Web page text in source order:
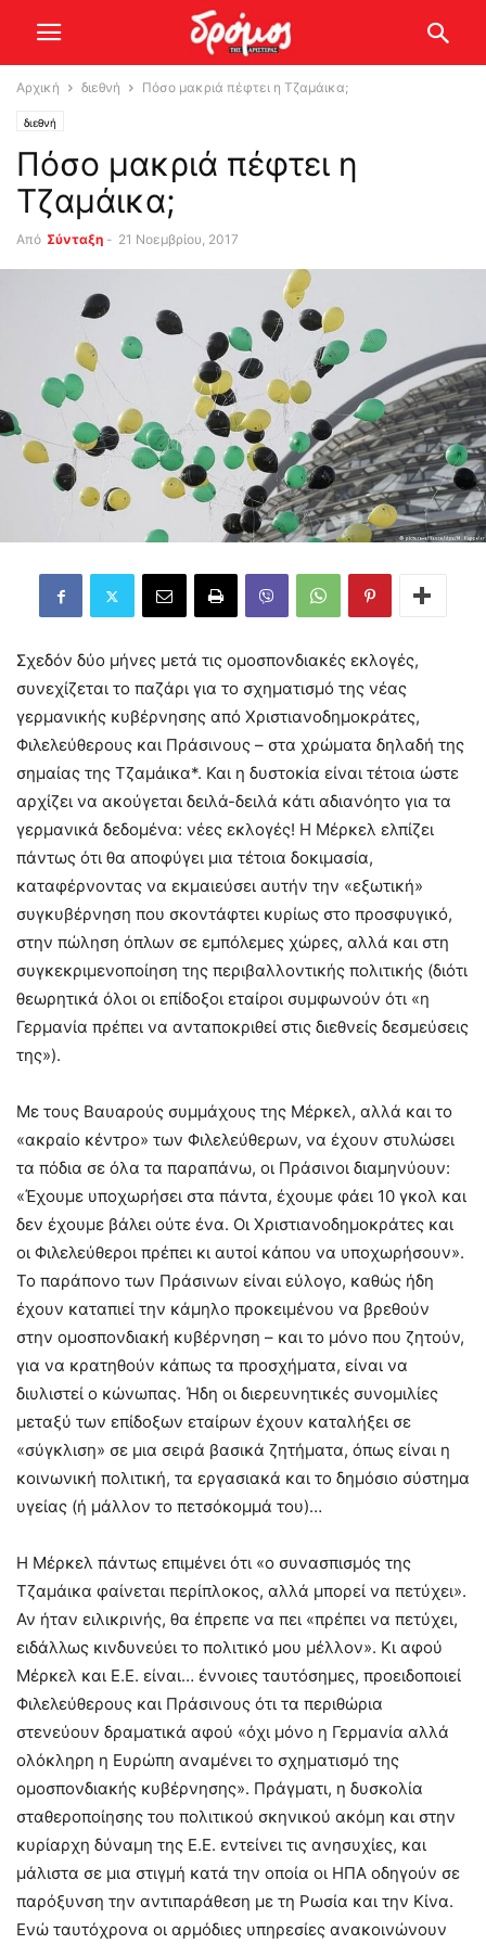
Αρχική διεθνή Πόσο μακριά πέφτει η Τζαμάικα;
διεθνή
Πόσο μακριά πέφτει η
Τζαμάικα;
Από Σύνταξη - 21 Νοεμβρίου, 2017
Σχεδόν δύο μήνες μετά τις ομοσπονδιακές εκλογές,
συνεχίζεται το παζάρι για το σχηματισμό της νέας
γερμανικής κυβέρνησης από Χριστιανοδημοκράτες,
Φιλελεύθερους και Πράσινους – στα χρώματα δηλαδή της
σημαίας της Τζαμάικα*. Και η δυστοκία είναι τέτοια ώστε
αρχίζει να ακούγεται δειλά-δειλά κάτι αδιανόητο για τα
γερμανικά δεδομένα: νέες εκλογές! Η Μέρκελ ελπίζει
πάντως ότι θα αποφύγει μια τέτοια δοκιμασία,
καταφέρνοντας να εκμαιεύσει αυτήν την «εξωτική»
συγκυβέρνηση που σκοντάφτει κυρίως στο προσφυγικό,
στην πώληση όπλων σε εμπόλεμες χώρες, αλλά και στη
συγκεκριμενοποίηση της περιβαλλοντικής πολιτικής (διότι
θεωρητικά όλοι οι επίδοξοι εταίροι συμφωνούν ότι «η
Γερμανία πρέπει να ανταποκριθεί στις διεθνείς δεσμεύσεις
της»).
Με τους Βαυαρούς συμμάχους της Μέρκελ, αλλά και το
«ακραίο κέντρο» των Φιλελεύθερων, να έχουν στυλώσει
τα πόδια σε όλα τα παραπάνω, οι Πράσινοι διαμηνύουν:
«Έχουμε υποχωρήσει στα πάντα, έχουμε φάει 10 γκολ και
δεν έχουμε βάλει ούτε ένα. Οι Χριστιανοδημοκράτες και
οι Φιλελεύθεροι πρέπει κι αυτοί κάπου να υποχωρήσουν».
Το παράπονο των Πράσινων είναι εύλογο, καθώς ήδη
έχουν καταπιεί την κάμηλο προκειμένου να βρεθούν
στην ομοσπονδιακή κυβέρνηση – και το μόνο που ζητούν,
για να κρατηθούν κάπως τα προσχήματα, είναι να
διυλιστεί ο κώνωπας. Ήδη οι διερευνητικές συνομιλίες
μεταξύ των επίδοξων εταίρων έχουν καταλήξει σε
«σύγκλιση» σε μια σειρά βασικά ζητήματα, όπως είναι η
κοινωνική πολιτική, τα εργασιακά και το δημόσιο σύστημα
υγείας (ή μάλλον το πετσόκομμά του)…
Η Μέρκελ πάντως επιμένει ότι «ο συνασπισμός της
Τζαμάικα φαίνεται περίπλοκος, αλλά μπορεί να πετύχει».
Αν ήταν ειλικρινής, θα έπρεπε να πει «πρέπει να πετύχει,
ειδάλλως κινδυνεύει το πολιτικό μου μέλλον». Κι αφού
Μέρκελ και Ε.Ε. είναι… έννοιες ταυτόσημες, προειδοποιεί
Φιλελεύθερους και Πράσινους ότι τα περιθώρια
στενεύουν δραματικά αφού «όχι μόνο η Γερμανία αλλά
ολόκληρη η Ευρώπη αναμένει το σχηματισμό της
ομοσπονδιακής κυβέρνησης». Πράγματι, η δυσκολία
σταθεροποίησης του πολιτικού σκηνικού ακόμη και στην
κυρίαρχη δύναμη της Ε.Ε. εντείνει τις ανησυχίες, και
μάλιστα σε μια στιγμή κατά την οποία οι ΗΠΑ οδηγούν σε
παρόξυνση την αντιπαράθεση με τη Ρωσία και την Κίνα.
Ενώ ταυτόχρονα οι αρμόδιες υπηρεσίες ανακοινώνουν